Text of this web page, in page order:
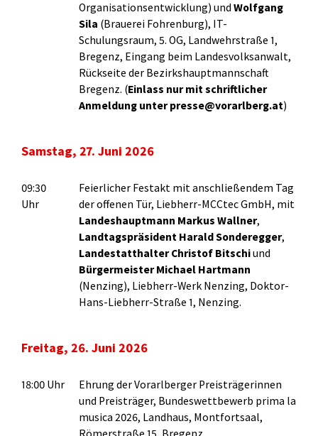
Organisationsentwicklung) undWolfgang
Sila (Brauerei Fohrenburg), IT-
Schulungsraum, 5. OG, Landwehrstraße 1,
Bregenz, Eingang beim Landesvolksanwalt,
Rückseite der Bezirkshauptmannschaft
Bregenz. (Einlass nur mit schriftlicher
Anmeldung unter presse@vorarlberg.at)
Samstag, 27. Juni 2026
09:30
Uhr
Feierlicher Festakt mit anschließendem Tag
der offenen Tür, Liebherr-MCCtec GmbH, mit
Landeshauptmann Markus Wallner,
Landtagspräsident Harald Sonderegger,
Landestatthalter Christof Bitschiund
Bürgermeister Michael Hartmann
(Nenzing), Liebherr-Werk Nenzing, Doktor-
Hans-Liebherr-Straße 1, Nenzing.
Freitag, 26. Juni 2026
18:00 Uhr
Ehrung der Vorarlberger Preisträgerinnen
und Preisträger, Bundeswettbewerb prima la
musica 2026, Landhaus, Montfortsaal,